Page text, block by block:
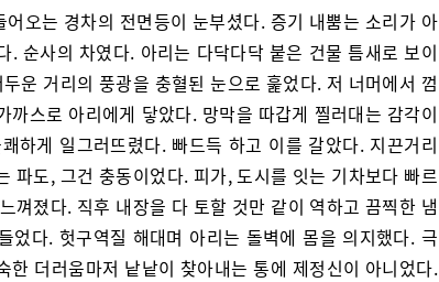
어오는 경차의 전면등이 눈부셨다. 증기 내뿜는 소리가 아
. 순사의 차였다. 아리는 다닥다닥 붙은 건물 틈새로 보이
운 거리의 풍광을 충혈된 눈으로 훑었다. 저 너머에서 껌
까스로 아리에게 닿았다. 망막을 따갑게 찔러대는 감각이
하게 일그러뜨렸다. 빠드득 하고 이를 갈았다. 지끈거리
파도, 그건 충동이었다. 피가, 도시를 잇는 기차보다 빠르
껴졌다. 직후 내장을 다 토할 것만 같이 역하고 끔찍한 냄
었다. 헛구역질 해대며 아리는 돌벽에 몸을 의지했다. 극
한 더러움마저 낱낱이 찾아내는 통에 제정신이 아니었다.